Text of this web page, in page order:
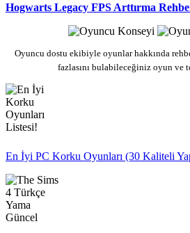
Hogwarts Legacy FPS Arttırma
Oyuncu dostu ekibiyle oyunlar hakkında
fazlasını bulabileceğiniz oyun ve
En İyi PC Korku Oyunları (30 Kaliteli